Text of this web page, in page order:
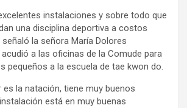
instalaciones y sobre todo que
una disciplina deportiva a costos
la señora María Dolores
acudió a las oficinas de la Comude para
pequeños a la escuela de tae kwon do.
es la natación, tiene muy buenos
está en muy buenas